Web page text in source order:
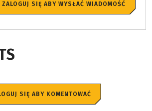
ZALOGUJ SIĘ ABY WYSŁAĆ WIADOMOŚĆ
SIĘ ABY KOMENTOWAĆ